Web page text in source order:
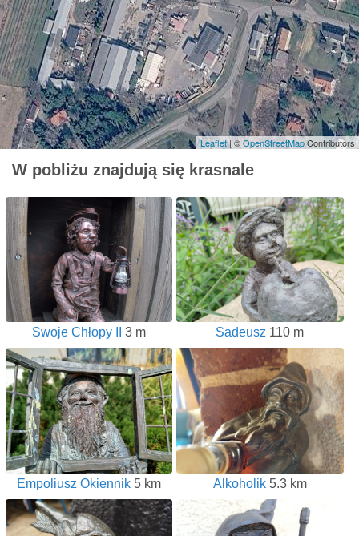
Leaflet| ©OpenStreetMapContributors
W pobliżu znajdują się krasnale
Swoje Chłopy II 3 m Sadeusz 110 m
Empoliusz Okiennik 5 km Alkoholik5.3 km